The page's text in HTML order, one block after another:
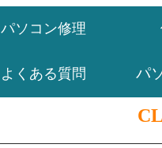
パソコン修理
よくある質問 パ